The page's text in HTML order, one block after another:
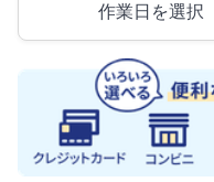
作業日を選択